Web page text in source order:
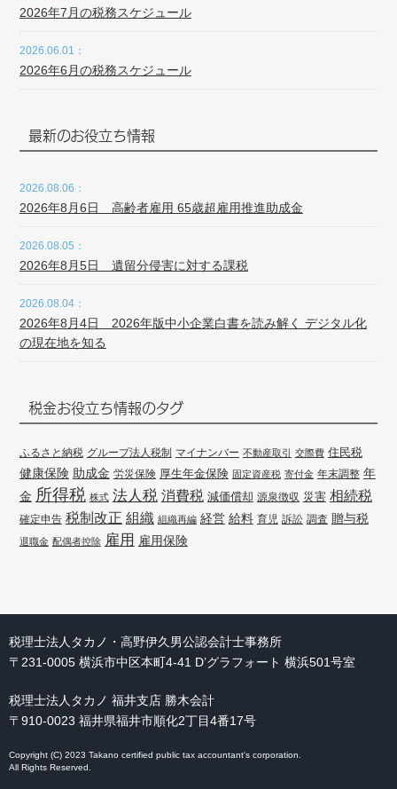
2026年7月の税務スケジュール
2026.06.01：
2026年6月の税務スケジュール
最新のお役立ち情報
2026.08.06：
2026年8月6日 高齢者雇用 65歳超雇用推進助成金
2026.08.05：
2026年8月5日 遺留分侵害に対する課税
2026.08.04：
2026年8月4日 2026年版中小企業白書を読み解く デジタル化
の現在地を知る
税金お役立ち情報のタグ
ふるさと納税 グループ法人税制 マイナンバー 不動産取引 交際費 住民税
健康保険 助成金 労災保険 厚生年金保険 固定資産税 寄付金 年末調整 年
金 所得税 株式 法人税 消費税 減価償却 源泉徴収 災害 相続税
確定申告 税制改正 組織 組織再編 経営 給料 育児 訴訟 調査 贈与税
退職金 配偶者控除 雇用 雇用保険
税理士法人タカノ・高野伊久男公認会計士事務所
〒231-0005 横浜市中区本町4-41 D’グラフォート 横浜501号室
税理士法人タカノ 福井支店 勝木会計
〒910-0023 福井県福井市順化2丁目4番17号
Copyright (C) 2023 Takano certified public tax accountant's corporation.
All Rights Reserved.